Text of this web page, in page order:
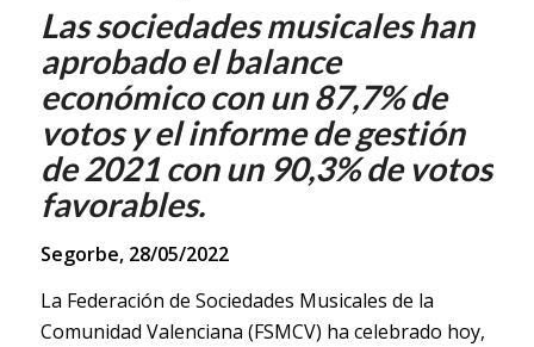
Las sociedades musicales han
aprobado el balance
económico con un 87,7% de
votos y el informe de gestión
de 2021 con un 90,3% de votos
favorables.
Segorbe, 28/05/2022
La Federación de Sociedades Musicales de la
Comunidad Valenciana (FSMCV) ha celebrado hoy,